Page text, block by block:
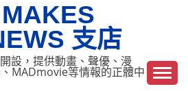
支店
設，提供動畫、聲優、漫
MADmovie等情報的正體中